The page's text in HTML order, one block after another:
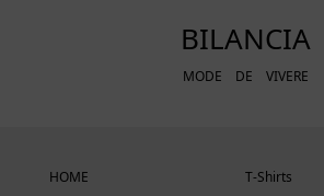
BILANCIA
MODE DE VIVERE
HOME
T-Shirts